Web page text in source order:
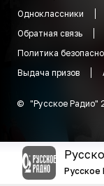
Одноклассники
Обратная связь
Политика
Выдача призов
© "Русское Радио"
Русское